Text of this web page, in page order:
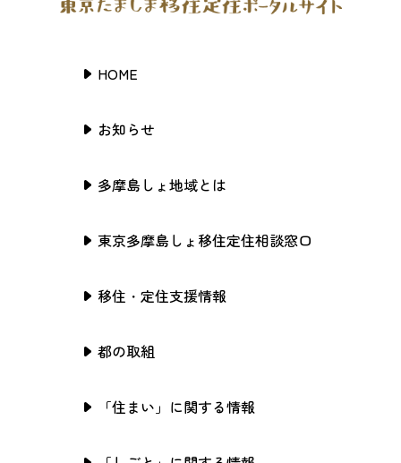
HOME
お知らせ
多摩島しょ地域とは
東京多摩島しょ移住定住相談窓口
移住・定住支援情報
都の取組
「住まい」に関する情報